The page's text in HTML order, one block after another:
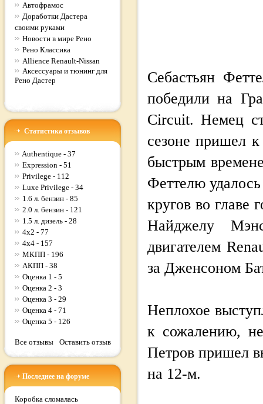
Автофрамос
Доработки Дастера
своими руками
Новости в мире Рено
Рено Классика
Allience Renault-Nissan
Аксессуары и тюнинг для
Рено Дастер
Статистика отзывов
Authentique - 37
Expression - 51
Privilege - 112
Luxe Privilege - 34
1.6 л. бензин - 85
2.0 л. бензин - 121
1.5 л. дизель - 28
4x2 - 77
4x4 - 157
МКПП - 196
АКПП - 38
Оценка 1 - 5
Оценка 2 - 3
Оценка 3 - 29
Оценка 4 - 71
Оценка 5 - 126
Все отзывы Оставить отзыв
Последнее на форуме
Коробка сломалась
Себастьян
победили на
Circuit. Немец
сезоне пришел
быстрым
Феттелю
кругов во главе
Найджелу
двигателем
за Дженсоном
Неплохое
к сожалению, не
Петров пришел
на 12-м.